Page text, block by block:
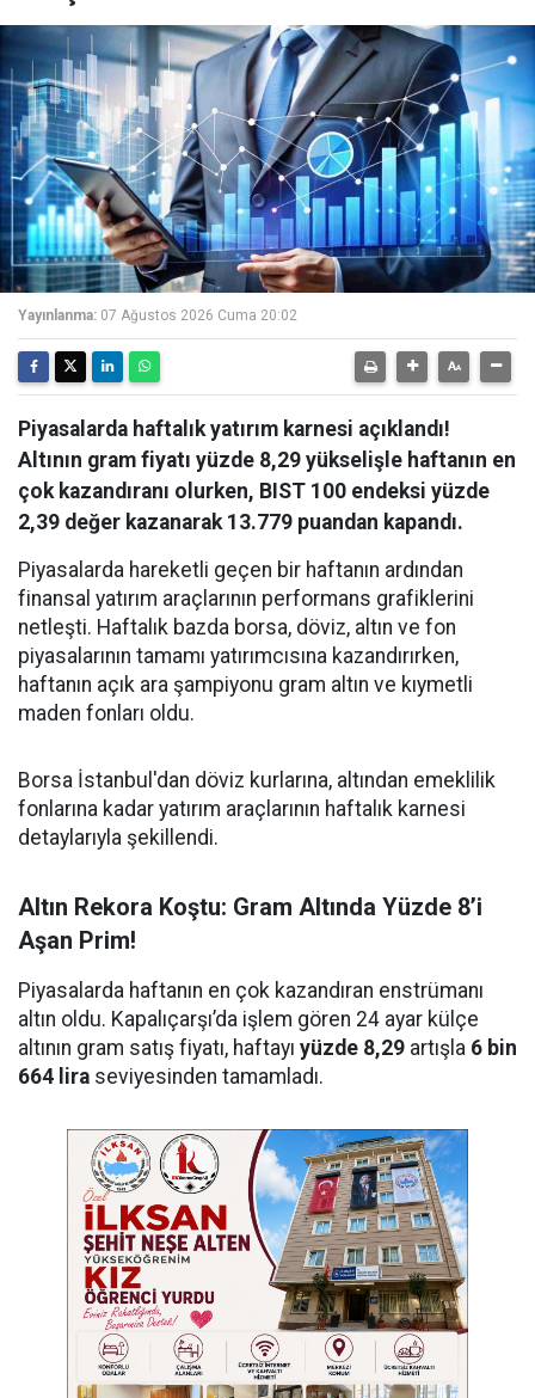
Yayınlanma: 07 Ağustos 2026 Cuma 20:02
Piyasalarda haftalık yatırım karnesi açıklandı!
Altının gram fiyatı yüzde 8,29 yükselişle haftanın en
çok kazandıranı olurken, BIST 100 endeksi yüzde
2,39 değer kazanarak 13.779 puandan kapandı.
Piyasalarda hareketli geçen bir haftanın ardından
finansal yatırım araçlarının performans grafiklerini
netleşti. Haftalık bazda borsa, döviz, altın ve fon
piyasalarının tamamı yatırımcısına kazandırırken,
haftanın açık ara şampiyonu gram altın ve kıymetli
maden fonları oldu.
Borsa İstanbul'dan döviz kurlarına, altından emeklilik
fonlarına kadar yatırım araçlarının haftalık karnesi
detaylarıyla şekillendi.
Altın Rekora Koştu: Gram Altında Yüzde 8’i
Aşan Prim!
Piyasalarda haftanın en çok kazandıran enstrümanı
altın oldu. Kapalıçarşı’da işlem gören 24 ayar külçe
altının gram satış fiyatı, haftayı yüzde 8,29 artışla 6 bin
664 lira seviyesinden tamamladı.